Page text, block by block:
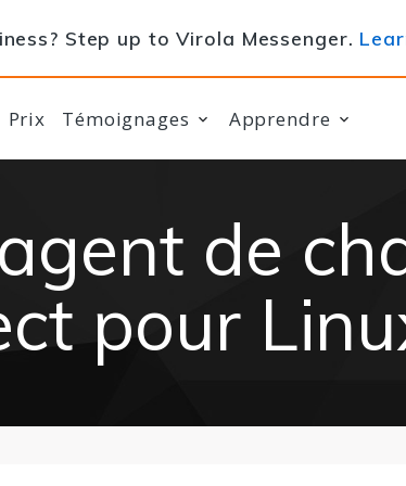
Step up to Virola Messenger.
Prix Témoignages Apprendre
de
pour